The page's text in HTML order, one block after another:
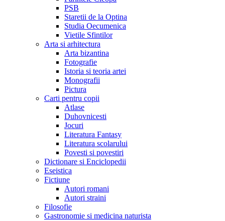
PSB
Staretii de la Optina
Studia Oecumenica
Vietile Sfintilor
Arta si arhitectura
Arta bizantina
Fotografie
Istoria si teoria artei
Monografii
Pictura
Carti pentru copii
Atlase
Duhovnicesti
Jocuri
Literatura Fantasy
Literatura scolarului
Povesti si povestiri
Dictionare si Enciclopedii
Eseistica
Fictiune
Autori romani
Autori straini
Filosofie
Gastronomie si medicina naturista